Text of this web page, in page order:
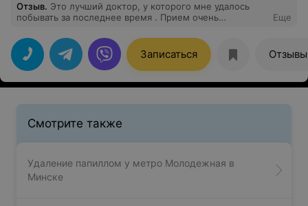
Отзыв. Это лучший доктор, у которого мне удалось
побывать за последнее время . Прием очень
даже не по своему профилю, что я даже не успела все
запомнить )) Посоветовал книгу. Очень крутой
профессионал . Я рада , что в нашей стране есть такие
врачи. Это был маленький психотерапевтический
прием. Спасибо большое от всего сердца
Еще
Записаться Отзывы
Смотрите также
Удаление папиллом у метро Молодежная в
Минске